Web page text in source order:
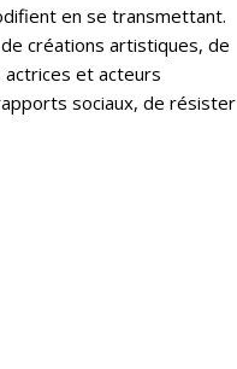
en se transmettant.
créations artistiques, de
actrices et acteurs
sociaux, de résister